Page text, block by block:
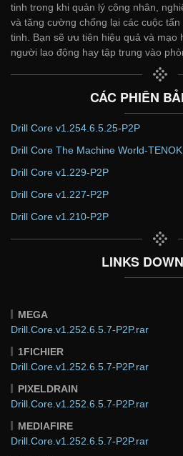
tinh trong khi quản lý công nhân,
và tăng cường chống lại các cuộc
tinh. Bạn sẽ ưu tiên hiệu quả và mạo
người lao động hay tập trung vào
CÁC PHIÊN
Drill Core v1.254.6.5.25-P2P
Drill Core The Machine World-
Drill Core v1.229-P2P
Drill Core v1.227-P2P
Drill Core v1.210-P2P
LINKS
MEGA
Drill.Core.v1.252.6.5.7-P2P.rar
1FICHIER
Drill.Core.v1.252.6.5.7-P2P.rar
PIXELDRAIN
Drill.Core.v1.252.6.5.7-P2P.rar
MEDIAFIRE
Drill.Core.v1.252.6.5.7-P2P.rar